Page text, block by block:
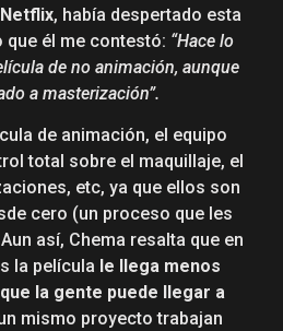
, había despertado esta
que él me contestó: “Hace lo
de no animación, aunque
a masterización”.
de animación, el equipo
total sobre el maquillaje, el
etc, ya que ellos son
cero (un proceso que les
así, Chema resalta que en
la película le llega menos
la gente puede llegar a
mismo proyecto trabajan